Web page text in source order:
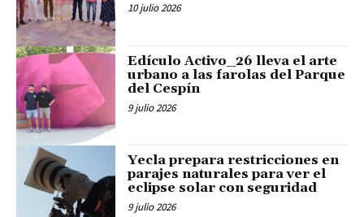
10 julio 2026
Edículo Activo_26 lleva el arte
urbano a las farolas del Parque
del Cespín
9 julio 2026
Yecla prepara restricciones en
parajes naturales para ver el
eclipse solar con seguridad
9 julio 2026